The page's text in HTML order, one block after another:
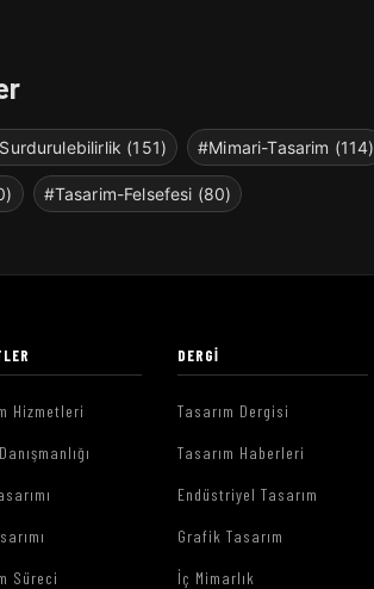
(151) #Mimari-Tasarim (114)
#Tasarim-Felsefesi (80)
Hizmetleri
Süreci
DERGI
Tasarım Dergisi
Tasarım Haberleri
Endüstriyel Tasarım
Grafik Tasarım
İç Mimarlık